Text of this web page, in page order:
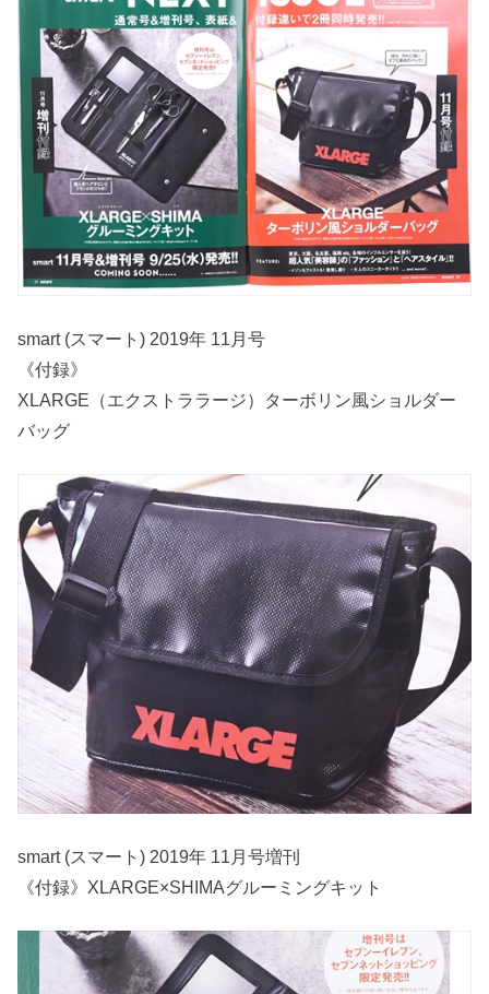
smart (スマート) 2019年 11月号
《付録》
XLARGE（エクストララージ）ターボリン風ショルダー
バッグ
smart (スマート) 2019年 11月号増刊
《付録》XLARGE×SHIMAグルーミングキット